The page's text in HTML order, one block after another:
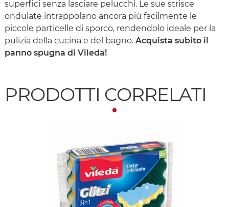
superfici senza lasciare pelucchi. Le sue strisce
ondulate intrappolano ancora più facilmente le
piccole particelle di sporco, rendendolo ideale per la
pulizia della cucina e del bagno. Acquista subito il
panno spugna di Vileda!
PRODOTTI CORRELATI